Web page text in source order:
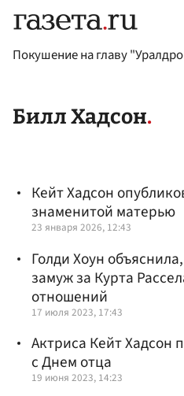
Покушение на главу
Билл Хадсон
Кейт Хадсон
знаменитой матерью
23 января 2026, 12:43
Голди Хоун
замуж за Курта
отношений
17 июля 2023, 17:43
Актриса Кейт Хадсон
с Днем отца
19 июня 2023, 14:23